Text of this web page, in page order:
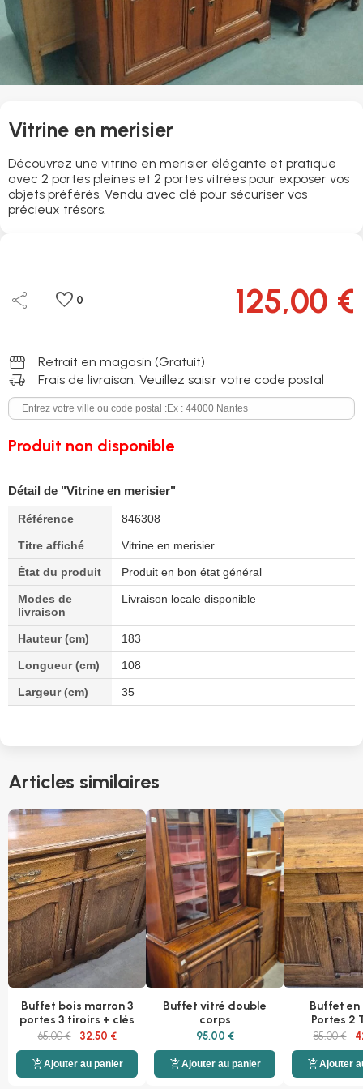
Vitrine en merisier
Découvrez une vitrine en merisier élégante et pratique
avec 2 portes pleines et 2 portes vitrées pour exposer vos
objets préférés. Vendu avec clé pour sécuriser vos
précieux trésors.
share favorite 0 125,00 €
storefront Retrait en magasin (Gratuit)
delivery_truck_speed Frais de livraison: Veuillez saisir votre code postal
Produit non disponible
Détail de "Vitrine en merisier"
Référence 846308
Titre affiché Vitrine en merisier
État du produit Produit en bon état général
Modes de
livraison
Livraison locale disponible
Hauteur (cm) 183
Longueur (cm) 108
Largeur (cm) 35
Articles similaires
Buffet bois marron 3
portes 3 tiroirs + clés
65,00 € 32,50 €
add_shopping_cartAjouter au panier
Buffet vitré double
corps
95,00 €
add_shopping_cartAjouter au panier
Buffet en
Portes 2
85,00 €
add_shopping_cartAjouter